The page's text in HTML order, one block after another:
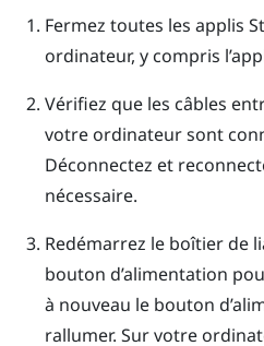
Fermez toutes les applis
ordinateur, y compris
Vérifiez que les câbles
votre ordinateur sont
Déconnectez et
nécessaire.
Redémarrez le boîtier de
bouton d’alimentation
à nouveau le bouton
rallumer. Sur votre